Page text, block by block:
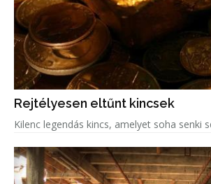
Rejtélyesen eltűnt kincsek
Kilenc legendás kincs, amelyet soha senki